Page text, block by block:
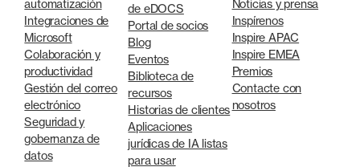
automatización
Integraciones de
Microsoft
Colaboración y
productividad
Gestión del correo
electrónico
Seguridad y
gobernanza de
datos
de eDOCS
Portal de socios
Blog
Eventos
Biblioteca de
recursos
Historias de clientes
Aplicaciones
jurídicas de IA listas
para usar
Noticias y prensa
Inspírenos
Inspire APAC
Inspire EMEA
Premios
Contacte con
nosotros